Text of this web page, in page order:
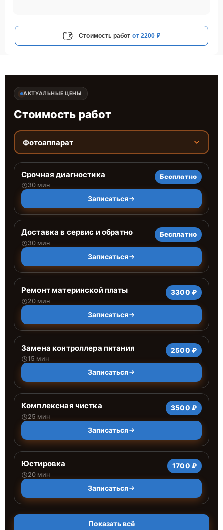
Стоимость работ от 2200 ₽
АКТУАЛЬНЫЕ ЦЕНЫ
Стоимость работ
Фотоаппарат
Срочная диагностика
30 мин
Бесплатно
Записаться
Доставка в сервис и обратно
30 мин
Бесплатно
Записаться
Ремонт материнской платы
20 мин
3300 ₽
Записаться
Замена контроллера питания
15 мин
2500 ₽
Записаться
Комплексная чистка
25 мин
3500 ₽
Записаться
Юстировка
20 мин
1700 ₽
Записаться
Показать всё